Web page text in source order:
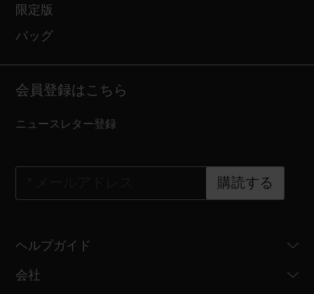
限定版
バッグ
会員登録はこちら
ニュースレター登録
購読する
ヘルプガイド
会社